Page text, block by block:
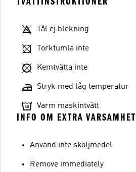
Tål ej blekning
Torktumla inte
Kemtvätta inte
Stryk med låg temperatur
Varm maskintvätt
INFO OM EXTRA VARSAMHET
Använd inte sköljmedel
Remove immediately